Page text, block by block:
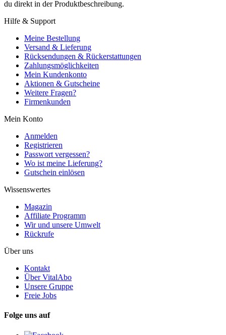
du direkt in der Produktbeschreibung.
Hilfe & Support
Meine Bestellung
Versand & Lieferung
Rücksendungen & Rückerstattungen
Zahlungsmöglichkeiten
Mein Kundenkonto
Aktionen & Gutscheine
Weitere Fragen?
Firmenkunden
Mein Konto
Anmelden
Registrieren
Passwort vergessen?
Wo ist meine Lieferung?
Gutschein einlösen
Wissenswertes
Magazin
Affiliate Programm
Wir und unsere Umwelt
Rückrufe
Über uns
Kontakt
Über VitalAbo
Unsere Gruppe
Freie Jobs
Folge uns auf